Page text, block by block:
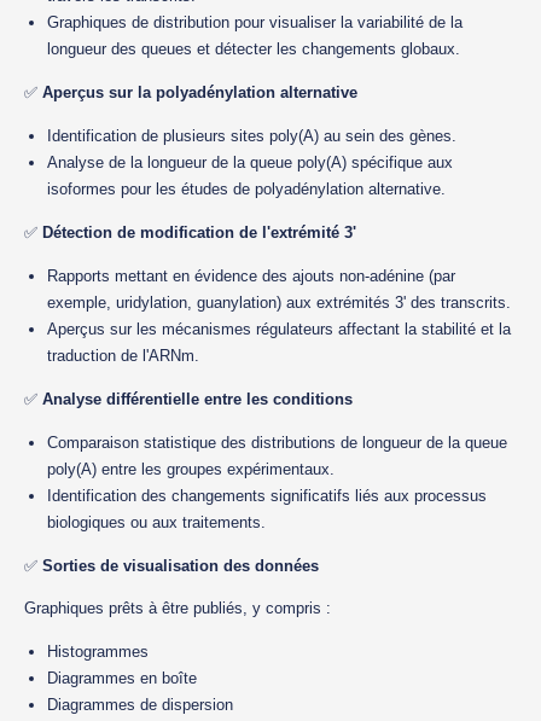
Graphiques de distribution pour visualiser la variabilité de la
longueur des queues et détecter les changements globaux.
✅ Aperçus sur la polyadénylation alternative
Identification de plusieurs sites poly(A) au sein des gènes.
Analyse de la longueur de la queue poly(A) spécifique aux
isoformes pour les études de polyadénylation alternative.
✅ Détection de modification de l'extrémité 3'
Rapports mettant en évidence des ajouts non-adénine (par
exemple, uridylation, guanylation) aux extrémités 3' des transcrits.
Aperçus sur les mécanismes régulateurs affectant la stabilité et la
traduction de l'ARNm.
✅ Analyse différentielle entre les conditions
Comparaison statistique des distributions de longueur de la queue
poly(A) entre les groupes expérimentaux.
Identification des changements significatifs liés aux processus
biologiques ou aux traitements.
✅ Sorties de visualisation des données
Graphiques prêts à être publiés, y compris :
Histogrammes
Diagrammes en boîte
Diagrammes de dispersion